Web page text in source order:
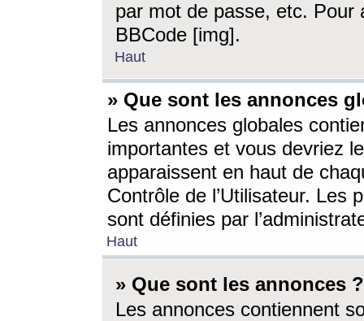
par mot de passe, etc. Pour
BBCode [img].
Haut
» Que sont les annonces
Les annonces globales
importantes et vous devriez
apparaissent en haut de
Contrôle de l’Utilisateur. Les
sont définies par
Haut
» Que sont les annonces ?
Les annonces contiennent